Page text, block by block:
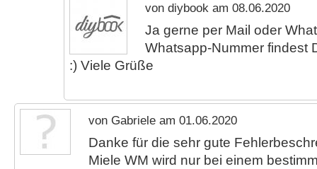
von diybook am 08.06.2020
Ja gerne per Mail oder
Whatsapp-Nummer findest
:) Viele Grüße
von Gabriele am 01.06.2020
Danke für die sehr gute
Miele WM wird nur bei einem